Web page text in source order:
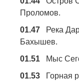
Проломов.
01.47 Река
Бахышев.
01.51 Мыс
01.53 Горная